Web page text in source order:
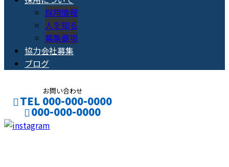
採用情報
人を知る
募集要項
協力会社募集
ブログ
お問い合わせ
TEL 000-000-0000
000-000-0000